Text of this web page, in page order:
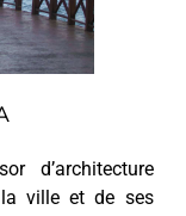
d’architecture
ville et de ses